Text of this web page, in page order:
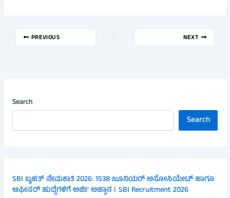
PREVIOUS NEXT
Search
Search
SBI ಬೃಹತ್ ನೇಮಕಾತಿ 2026: 1538 ಜೂನಿಯರ್ ಅಸೋಸಿಯೇಟ್ ಹಾಗೂ
ಆಫೀಸರ್ ಹುದ್ದೆಗಳಿಗೆ ಅರ್ಜಿ ಅಹ್ವಾನ । SBI Recruitment 2026